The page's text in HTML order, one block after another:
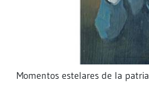
Momentos estelares de la patria